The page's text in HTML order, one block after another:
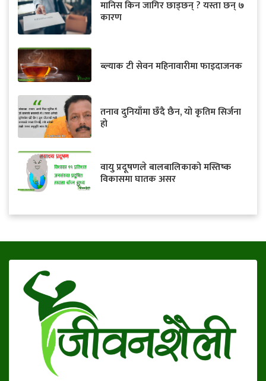
मानिस किन जागिर छाड्छन् ? यस्ता छन् ७
कारण
ब्ल्याक टी सेवन महिनावारीमा फाइदाजनक
तनाव दुनियाँमा छँदै छैन, यो कृतिम सिर्जना
हो
वायु प्रदूषणले बालबालिकाको मस्तिष्क
विकासमा घातक असर